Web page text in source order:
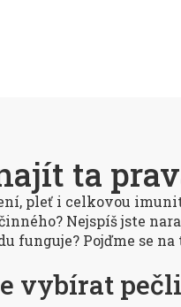
ta
pleť i celkovou
Nejspíš jste
funguje? Pojďme se na
vybírat